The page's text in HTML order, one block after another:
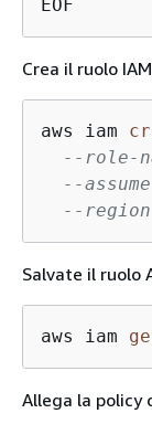
Crea il ruolo
aws iam
--role-
--
--region
Salvate il ruolo
aws iam
Allega la policy